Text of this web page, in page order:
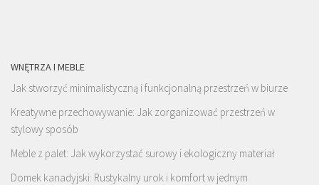
WNĘTRZA I MEBLE
Jak stworzyć minimalistyczną i funkcjonalną przestrzeń w biurze
Kreatywne przechowywanie: Jak zorganizować przestrzeń w
stylowy sposób
Meble z palet: Jak wykorzystać surowy i ekologiczny materiał
Domek kanadyjski: Rustykalny urok i komfort w jednym